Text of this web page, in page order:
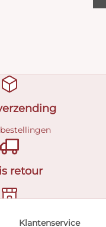
retour
afspraak
Klantenservice